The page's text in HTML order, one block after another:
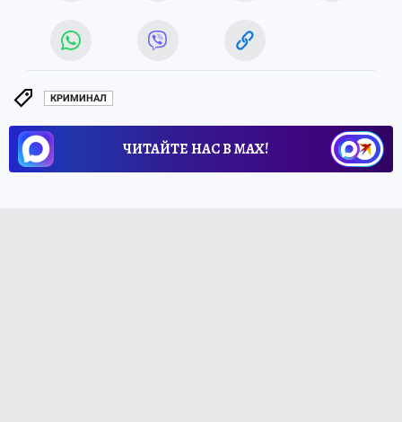
КРИМИНАЛ
ЧИТАЙТЕ НАС В МАХ!